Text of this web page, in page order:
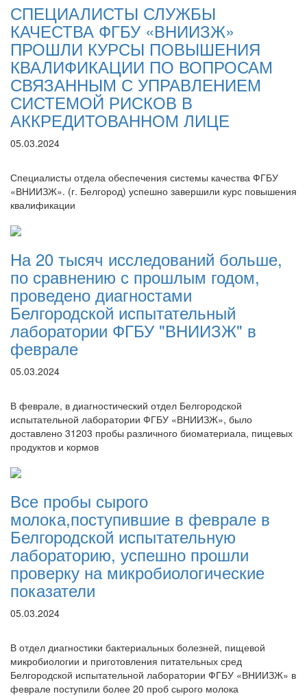
СПЕЦИАЛИСТЫ СЛУЖБЫ
КАЧЕСТВА ФГБУ «ВНИИЗЖ»
ПРОШЛИ КУРСЫ ПОВЫШЕНИЯ
КВАЛИФИКАЦИИ ПО ВОПРОСАМ
СВЯЗАННЫМ С УПРАВЛЕНИЕМ
СИСТЕМОЙ РИСКОВ В
АККРЕДИТОВАННОМ ЛИЦЕ
05.03.2024
Специалисты отдела обеспечения системы качества ФГБУ
«ВНИИЗЖ». (г. Белгород) успешно завершили курс повышения
квалификации
На 20 тысяч исследований больше,
по сравнению с прошлым годом,
проведено диагностами
Белгородской испытательный
лаборатории ФГБУ "ВНИИЗЖ" в
феврале
05.03.2024
В феврале, в диагностический отдел Белгородской
испытательной лаборатории ФГБУ «ВНИИЗЖ», было
доставлено 31203 пробы различного биоматериала, пищевых
продуктов и кормов
Все пробы сырого
молока,поступившие в феврале в
Белгородской испытательную
лабораторию, успешно прошли
проверку на микробиологические
показатели
05.03.2024
В отдел диагностики бактериальных болезней, пищевой
микробиологии и приготовления питательных сред
Белгородской испытательной лаборатории ФГБУ «ВНИИЗЖ» в
феврале поступили более 20 проб сырого молока